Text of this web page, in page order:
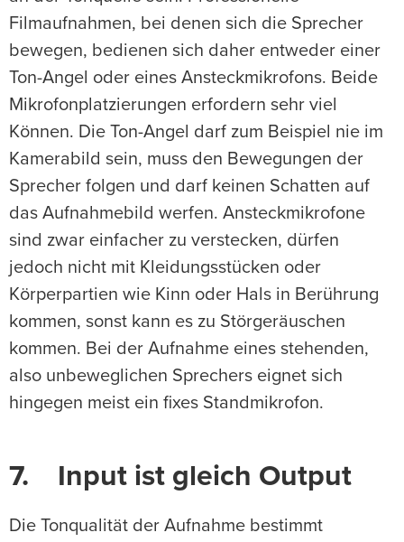
Filmaufnahmen, bei denen sich die Sprecher
bewegen, bedienen sich daher entweder einer
Ton-Angel oder eines Ansteckmikrofons. Beide
Mikrofonplatzierungen erfordern sehr viel
Können. Die Ton-Angel darf zum Beispiel nie im
Kamerabild sein, muss den Bewegungen der
Sprecher folgen und darf keinen Schatten auf
das Aufnahmebild werfen. Ansteckmikrofone
sind zwar einfacher zu verstecken, dürfen
jedoch nicht mit Kleidungsstücken oder
Körperpartien wie Kinn oder Hals in Berührung
kommen, sonst kann es zu Störgeräuschen
kommen. Bei der Aufnahme eines stehenden,
also unbeweglichen Sprechers eignet sich
hingegen meist ein fixes Standmikrofon.
7. Input ist gleich Output
Die Tonqualität der Aufnahme bestimmt